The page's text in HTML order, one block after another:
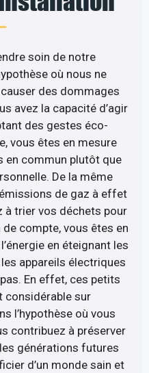
soin de notre
où nous ne
des dommages
avez la capacité d’agir
des gestes éco-
vous êtes en mesure
en commun plutôt que
De la même
de gaz à effet
à trier vos déchets pour
compte, vous êtes en
en éteignant les
appareils électriques
En effet, ces petits
considérable sur
l’hypothèse où vous
contribuez à préserver
générations futures
d’un monde sain et